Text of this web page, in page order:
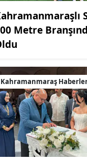
Metre
Kahramanmaraş